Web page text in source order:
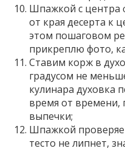
Шпажкой с центра
от края десерта к
этом пошаговом
прикреплю фото,
Ставим корж в
градусом не
кулинара духовка
время от времени,
выпечки;
Шпажкой
тесто не липнет,